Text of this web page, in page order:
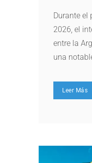
Durante el
2026, el
entre la
una
Leer Más